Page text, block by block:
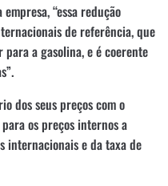
“essa redução
de referência, que
a gasolina, e é coerente
dos seus preços com o
os preços internos a
internacionais e da taxa de